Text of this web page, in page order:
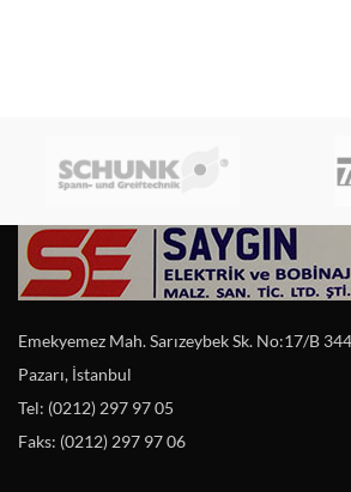
Emekyemez Mah. Sarızeybek Sk. No:17/B
Pazarı, İstanbul
Tel: (0212) 297 97 05
Faks: (0212) 297 97 06